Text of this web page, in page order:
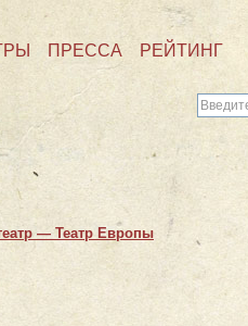
ПРЕССА РЕЙТИНГ
— Театр Европы